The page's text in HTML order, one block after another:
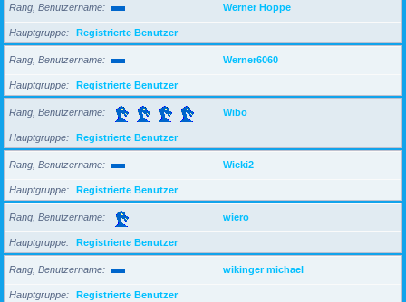
Rang, Benutzername Werner Hoppe
Hauptgruppe Registrierte Benutzer
Rang, Benutzername Werner6060
Hauptgruppe Registrierte Benutzer
Rang, Benutzername Wibo
Hauptgruppe Registrierte Benutzer
Rang, Benutzername Wicki2
Hauptgruppe Registrierte Benutzer
Rang, Benutzername wiero
Hauptgruppe Registrierte Benutzer
Rang, Benutzername wikinger michael
Hauptgruppe Registrierte Benutzer